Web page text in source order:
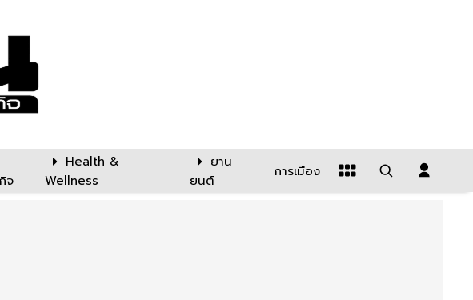
จ
Health &
Wellness
ยาน
ยนต์
การเมือง